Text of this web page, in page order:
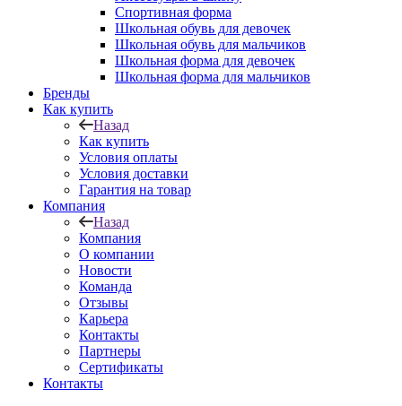
Спортивная форма
Школьная обувь для девочек
Школьная обувь для мальчиков
Школьная форма для девочек
Школьная форма для мальчиков
Бренды
Как купить
Назад
Как купить
Условия оплаты
Условия доставки
Гарантия на товар
Компания
Назад
Компания
О компании
Новости
Команда
Отзывы
Карьера
Контакты
Партнеры
Сертификаты
Контакты